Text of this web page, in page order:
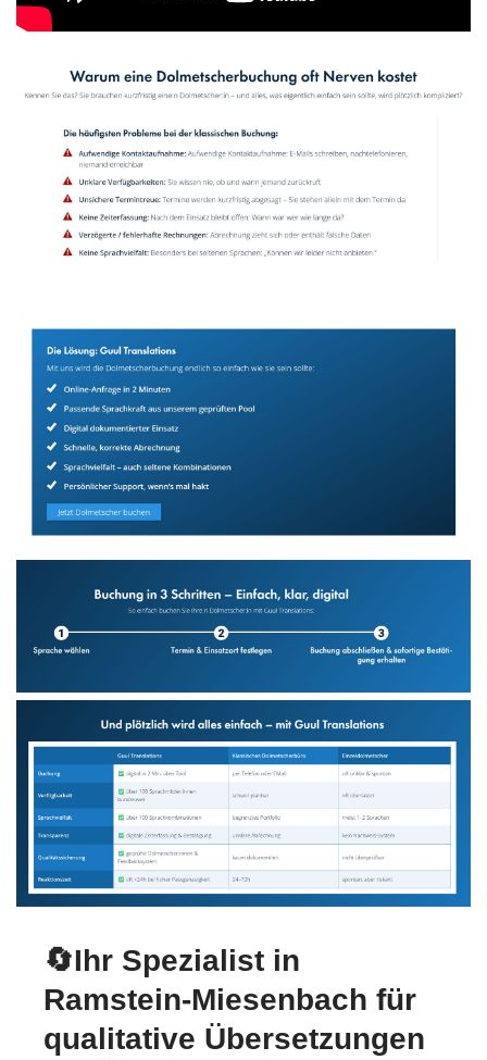
🔄Ihr Spezialist in
Ramstein-Miesenbach für
qualitative Übersetzungen